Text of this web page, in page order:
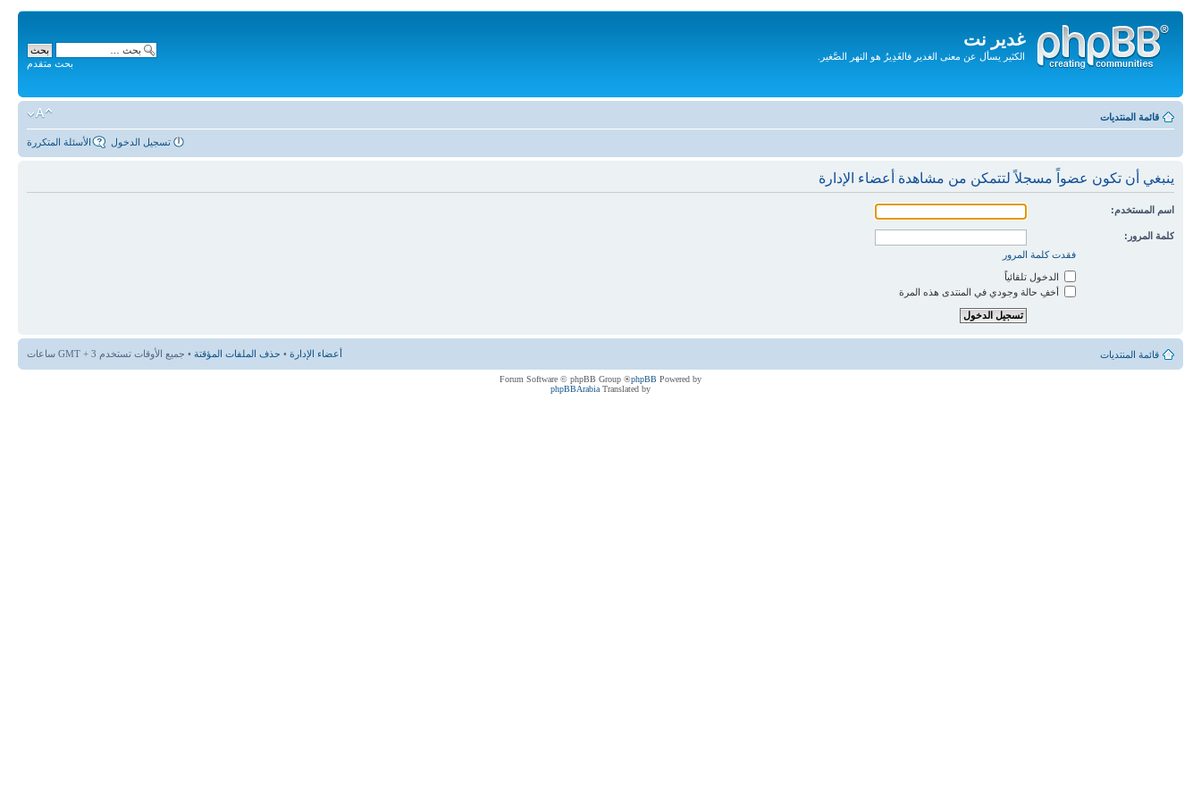
غدير نت
الكثير يسأل عن معنى الغدير فالغَدِيرُ هو النهر الصَّغير.
المحتويات
بحث متقدم
قائمة المنتديات
الأسئلة المتكررة تسجيل الدخول
ينبغي أن تكون عضواً مسجلاً لتتمكن من مشاهدة أعضاء الإدارة
اسم المستخدم:
كلمة المرور:
فقدت كلمة المرور
الدخول تلقائياً
أخفِ حالة وجودي في المنتدى هذه المرة
قائمة المنتديات أعضاء الإدارة • حذف الملفات المؤقتة • جميع الأوقات تستخدم GMT + 3 ساعات
Powered by
phpBB
® Forum Software © phpBB Group
Translated by
phpBBArabia